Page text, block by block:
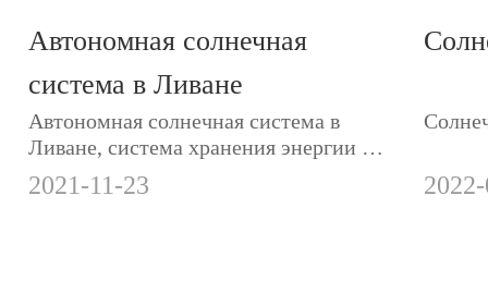
Автономная солнечная
система в Ливане
Автономная солнечная система в
Ливане, система хранения энергии на
Ближнем Востоке.
2021-11-23